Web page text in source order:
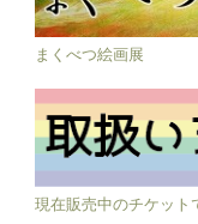
まくべつ絵画展
現在販売中のチケット